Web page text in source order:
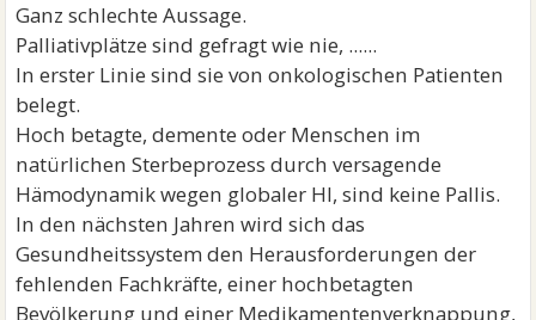
Ganz schlechte Aussage.
Palliativplätze sind gefragt wie nie, ......
In erster Linie sind sie von onkologischen Patienten
belegt.
Hoch betagte, demente oder Menschen im
natürlichen Sterbeprozess durch versagende
Hämodynamik wegen globaler HI, sind keine Pallis.
In den nächsten Jahren wird sich das
Gesundheitssystem den Herausforderungen der
fehlenden Fachkräfte, einer hochbetagten
Bevölkerung und einer Medikamentenverknappung,